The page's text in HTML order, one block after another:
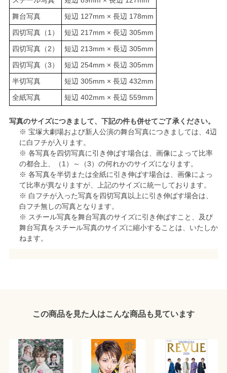
舞台写真
短辺 127mm × 長辺 178mm
四切写真（1）
短辺 217mm × 長辺 305mm
四切写真（2）
短辺 213mm × 長辺 305mm
四切写真（3）
短辺 254mm × 長辺 305mm
半切写真
短辺 305mm × 長辺 432mm
全紙写真
短辺 402mm × 長辺 559mm
写真のサイズにつきまして、下記の件も併せてご了承ください。
※ 宝塚大劇場および新人公演の舞台写真につきましては、4辺
に白フチが入ります。
※ 各写真を四切写真に引き伸ばす場合は、画像によって比率
の都合上、（1）～（3）の何れかのサイズになります。
※ 各写真を半切または全紙に引き伸ばす場合は、画像によっ
て比率が異なりますが、上記のサイズに統一しております。
※ 白フチが入った写真を四切写真以上に引き伸ばす場合は、
白フチ無しの写真となります。
※ スチール写真を舞台写真のサイズに引き伸ばすこと、及び
舞台写真をスチール写真のサイズに縮小することは、いたしか
ねます。
この商品を見た人はこんな商品も見ています